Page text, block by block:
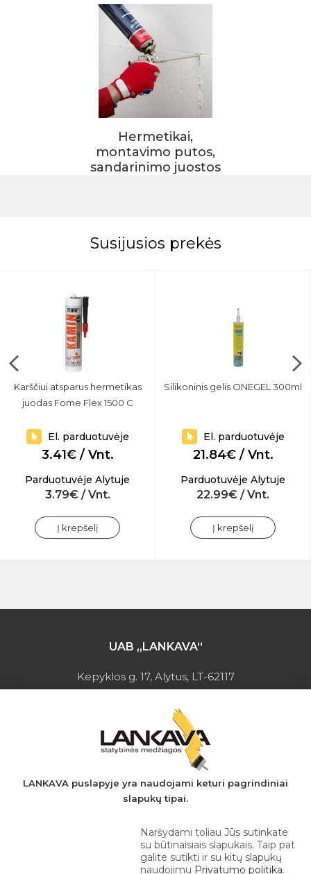
Hermetikai,
montavimo putos,
sandarinimo juostos
Susijusios prekės
Karščiui atsparus hermetikas
juodas Fome Flex 1500 C
El. parduotuvėje
3.41€ / Vnt.
Parduotuvėje Alytuje
3.79€ / Vnt.
Į krepšelį
Silikoninis gelis ONEGEL 300ml
El. parduotuvėje
21.84€ / Vnt.
Parduotuvėje Alytuje
22.99€ / Vnt.
Į krepšelį
UAB „LANKAVA“
Kepyklos g. 17, Alytus, LT-62117
Įmonės kodas: 149728275
PVM mokėtojo kodas: LT497282716
A.s.: LT037044060001923651
AB SEB bankas
+370 610 42 222
LANKAVA puslapyje yra naudojami keturi pagrindiniai
slapukų tipai.
Naršydami toliau Jūs sutinkate
su būtinaisiais slapukais. Taip pat
galite sutikti ir su kitų slapukų
naudojimu Privatumo politika.